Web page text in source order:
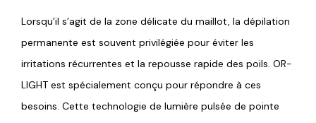
Lorsqu’il s’agit de la zone délicate du maillot, la dépilation
permanente est souvent privilégiée pour éviter les
irritations récurrentes et la repousse rapide des poils. OR-
LIGHT est spécialement conçu pour répondre à ces
besoins. Cette technologie de lumière pulsée de pointe